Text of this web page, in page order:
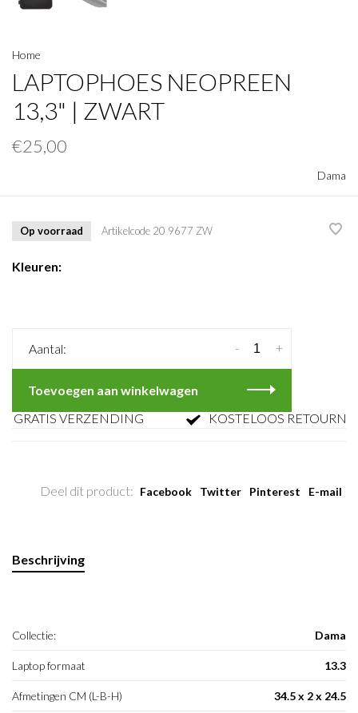
Home
LAPTOPHOES NEOPREEN
13,3" | ZWART
€25,00
Dama
Op voorraad Artikelcode 20 9677 ZW
Kleuren:
Aantal: +
-
Toevoegen aan winkelwagen
VERZENDING
KOSTELOOS RETOURNEREN
Deel dit product: Facebook Twitter Pinterest E-mail
Beschrijving
Collectie: Dama
Laptop formaat 13.3
Afmetingen CM (L-B-H) 34.5 x 2 x 24.5